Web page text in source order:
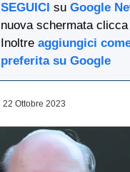
SEGUICI suGoogle
nuova schermata clicca
Inoltreaggiungici
preferita su Google
22 Ottobre 2023